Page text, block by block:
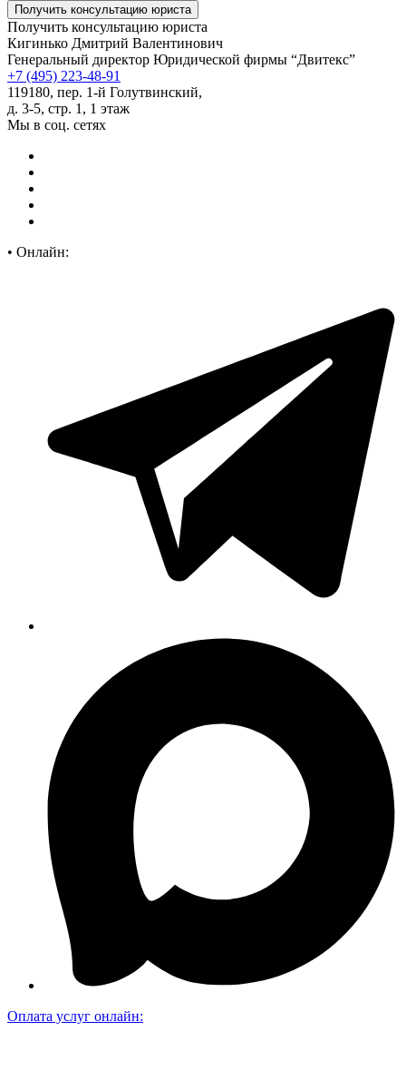
Получить консультацию юриста
Кигинько Дмитрий Валентинович
Генеральный директор Юридической фирмы “Двитекс”
+7 (495) 223-48-91
119180, пер. 1-й Голутвинский,
д. 3-5, стр. 1, 1 этаж
Мы в соц. сетях
• Онлайн:
Оплата услуг онлайн: